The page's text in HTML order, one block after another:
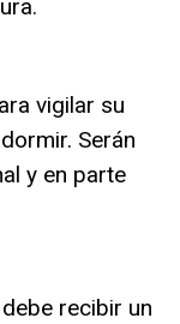
vigilar su
Serán
y en parte
recibir un